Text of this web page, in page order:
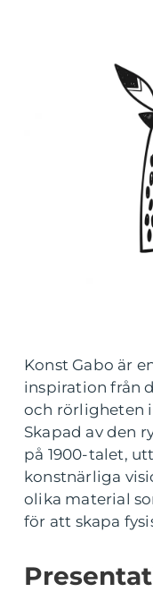
Konst Gabo är
inspiration från
och rörligheten
Skapad av den
på 1900-talet,
konstnärliga
olika material
för att skapa